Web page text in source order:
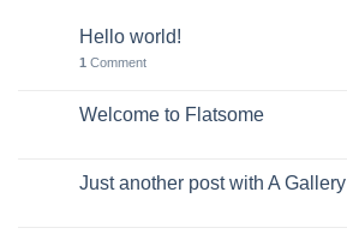
Hello world!
1 Comment
Welcome to Flatsome
Just another post with A Gallery